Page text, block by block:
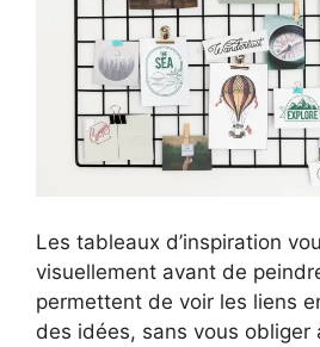
Les tableaux d’inspiration
visuellement avant de
permettent de voir les liens
des idées, sans vous obliger